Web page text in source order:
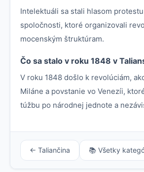
Intelektuáli sa stali hlasom
spoločnosti, ktoré organizovali
mocenským štruktúram.
Čo sa stalo v roku 1848 v
V roku 1848 došlo k revolúciám,
Miláne a povstanie vo Venezíi,
túžbu po národnej jednote a
← Taliančina 📚 Všetky